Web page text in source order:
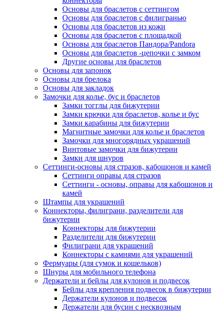
Основы для браслетов с сеттингом
Основы для браслетов с филигранью
Основы для браслетов из кожи
Основы для браслетов с площадкой
Основы для браслетов Пандора/Pandora
Основы для браслетов -цепочки с замком
Другие основы для браслетов
Основы для запонок
Основы для брелока
Основы для закладок
Замочки для колье, бус и браслетов
Замки тогглы для бижутерии
Замки крючки для браслетов, колье и бус
Замки карабины для бижутерии
Магнитные замочки для колье и браслетов
Замочки для многорядных украшений
Винтовые замочки для бижутерии
Замки для шнуров
Сеттинги-основы для стразов, кабошонов и камей
Сеттинги оправы для стразов
Сеттинги - основы, оправы для кабошонов и
камей
Штампы для украшений
Коннекторы, филиграни, разделители для
бижутерии
Коннекторы для бижутерии
Разделители для бижутерии
Филиграни для украшений
Коннекторы с камнями для украшений
Фермуары (для сумок и кошельков)
Шнуры для мобильного телефона
Держатели и бейлы для кулонов и подвесок
Бейлы для крепления подвесок в бижутерии
Держатели кулонов и подвесок
Держатели для бусин с несквозным